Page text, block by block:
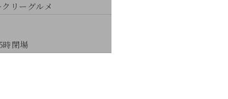
リーグルメ
時閉場